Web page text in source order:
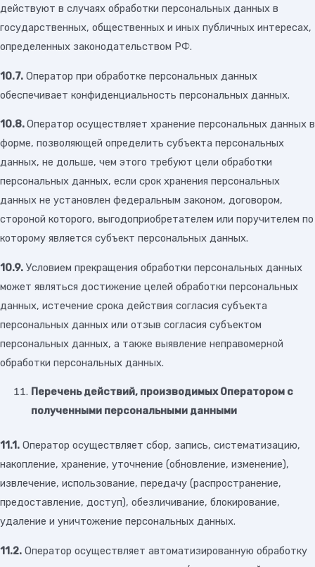
действуют в случаях обработки персональных данных в
государственных, общественных и иных публичных интересах,
определенных законодательством РФ.
10.7. Оператор при обработке персональных данных
обеспечивает конфиденциальность персональных данных.
10.8.Оператор осуществляет хранение персональных данных в
форме, позволяющей определить субъекта персональных
данных, не дольше, чем этого требуют цели обработки
персональных данных, если срок хранения персональных
данных не установлен федеральным законом, договором,
стороной которого, выгодоприобретателем или поручителем по
которому является субъект персональных данных.
10.9. Условием прекращения обработки персональных данных
может являться достижение целей обработки персональных
данных, истечение срока действия согласия субъекта
персональных данных или отзыв согласия субъектом
персональных данных, а также выявление неправомерной
обработки персональных данных.
Перечень действий, производимых Оператором с
полученными персональными данными
11.1. Оператор осуществляет сбор, запись, систематизацию,
накопление, хранение, уточнение (обновление, изменение),
извлечение, использование, передачу (распространение,
предоставление, доступ), обезличивание, блокирование,
удаление и уничтожение персональных данных.
11.2. Оператор осуществляет автоматизированную обработку